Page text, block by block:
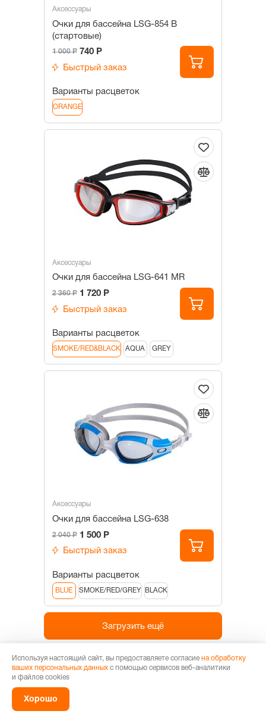
Аксессуары
Очки для бассейна LSG-854 B
(стартовые)
1 000 Р 740 Р
Быстрый заказ
Варианты расцветок
ORANGE
Аксессуары
Очки для бассейна LSG-641 MR
2 360 Р 1 720 Р
Быстрый заказ
Варианты расцветок
SMOKE/RED&BLACK AQUA GREY
Аксессуары
Очки для бассейна LSG-638
2 040 Р 1 500 Р
Быстрый заказ
Варианты расцветок
BLUE SMOKE/RED/GREY BLACK
Загрузить ещё
1 2 3 4 5
Аквааэробика и плавание полезны как для детей, так и для
взрослых. Профессиональные и любительские тренировки
Используя настоящий сайт, вы предоставляете согласие на обработку
ваших персональных данных с помощью сервисов веб-аналитики
и файлов cookies
Хорошо